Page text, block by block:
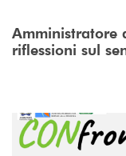
Amministratore
riflessioni sul